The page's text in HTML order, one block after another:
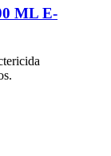
ML E-